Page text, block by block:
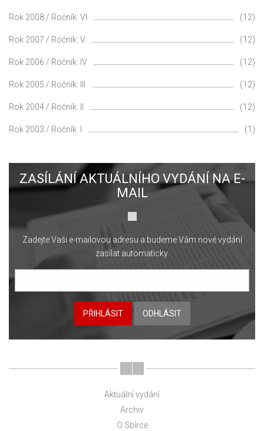
Rok 2008 / Ročník: VI (12)
Rok 2007 / Ročník: V (12)
Rok 2006 / Ročník: IV (12)
Rok 2005 / Ročník: III (12)
Rok 2004 / Ročník: II (12)
Rok 2003 / Ročník: I (1)
ZASÍLÁNÍ AKTUÁLNÍHO VYDÁNÍ NA E-
MAIL
Zadejte Vaši e-mailovou adresu a budeme Vám nové vydání
zasílat automaticky.
PŘIHLÁSIT ODHLÁSIT
Aktuální vydání
Archiv
O Sbírce